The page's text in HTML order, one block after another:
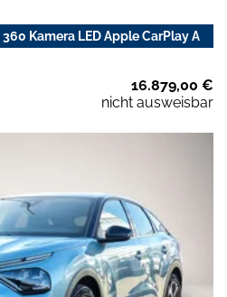
Kamera LED Apple CarPlay A
16.879,00 €
nicht ausweisbar